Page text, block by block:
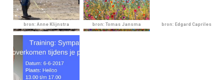
bron: Anne Klijnstra bron: Tomas Jansma bron: Edgard Capriles